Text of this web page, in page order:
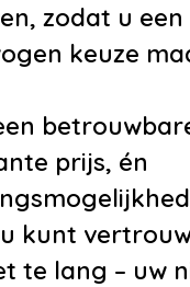
zodat u een
keuze
prijs, én
kunt
te lang – uw